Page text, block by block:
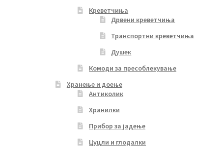
Креветчиња
Дрвени креветчиња
Транспортни креветчиња
Душек
Комоди за пресоблекување
Хранење и доење
Антиколик
Хранилки
Прибор за јадење
Цуцли и глодалки